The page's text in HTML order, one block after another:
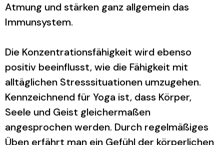
Atmung und stärken ganz allgemein das
Immunsystem.
Die Konzentrationsfähigkeit wird ebenso
positiv beeinflusst, wie die Fähigkeit mit
alltäglichen Stresssituationen umzugehen.
Kennzeichnend für Yoga ist, dass Körper,
Seele und Geist gleichermaßen
angesprochen werden. Durch regelmäßiges
Üben erfährt man ein Gefühl der körperlichen